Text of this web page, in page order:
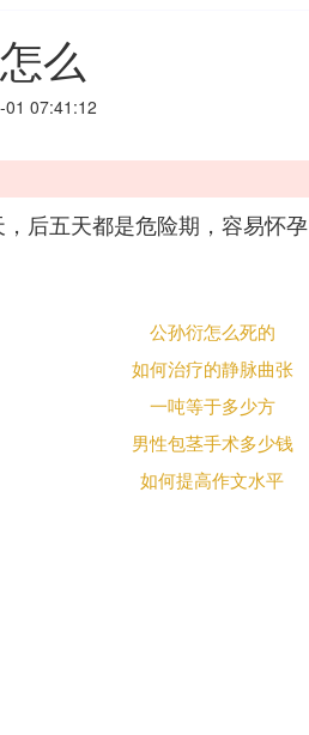
么
07:41:12
后五天都是危险期，容易怀孕
公孙衍怎么死的
如何治疗的静脉曲张
一吨等于多少方
男性包茎手术多少钱
如何提高作文水平